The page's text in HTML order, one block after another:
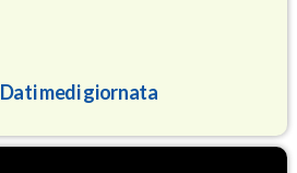
Dati medi giornata